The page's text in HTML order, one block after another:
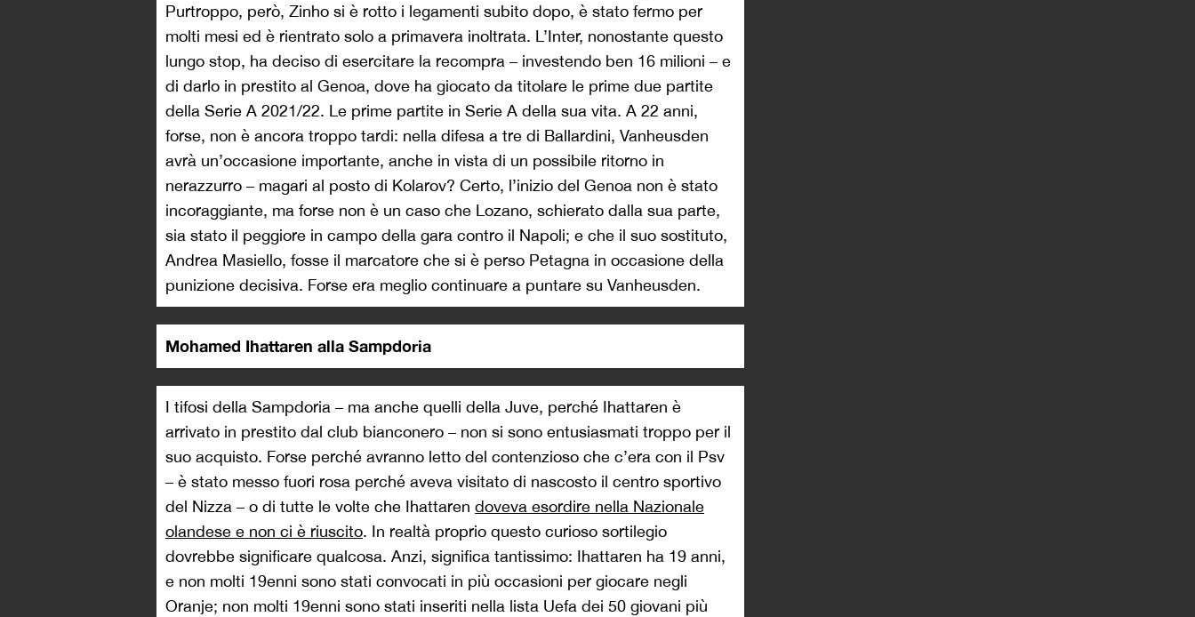
Purtroppo, però, Zinho si è rotto i legamenti subito dopo, è stato fermo per
molti mesi ed è rientrato solo a primavera inoltrata. L’Inter, nonostante questo
lungo stop, ha deciso di esercitare la recompra – investendo ben 16 milioni – e
di darlo in prestito al Genoa, dove ha giocato da titolare le prime due partite
della Serie A 2021/22. Le prime partite in Serie A della sua vita. A 22 anni,
forse, non è ancora troppo tardi: nella difesa a tre di Ballardini, Vanheusden
avrà un’occasione importante, anche in vista di un possibile ritorno in
nerazzurro – magari al posto di Kolarov? Certo, l’inizio del Genoa non è stato
incoraggiante, ma forse non è un caso che Lozano, schierato dalla sua parte,
sia stato il peggiore in campo della gara contro il Napoli; e che il suo sostituto,
Andrea Masiello, fosse il marcatore che si è perso Petagna in occasione della
punizione decisiva. Forse era meglio continuare a puntare su Vanheusden.
Mohamed Ihattaren alla Sampdoria
I tifosi della Sampdoria – ma anche quelli della Juve, perché Ihattaren è
arrivato in prestito dal club bianconero – non si sono entusiasmati troppo per il
suo acquisto. Forse perché avranno letto del contenzioso che c’era con il Psv
– è stato messo fuori rosa perché aveva visitato di nascosto il centro sportivo
del Nizza – o di tutte le volte che Ihattaren doveva esordire nella Nazionale
olandese e non ci è riuscito. In realtà proprio questo curioso sortilegio
dovrebbe significare qualcosa. Anzi, significa tantissimo: Ihattaren ha 19 anni,
e non molti 19enni sono stati convocati in più occasioni per giocare negli
Oranje; non molti 19enni sono stati inseriti nella lista Uefa dei 50 giovani più